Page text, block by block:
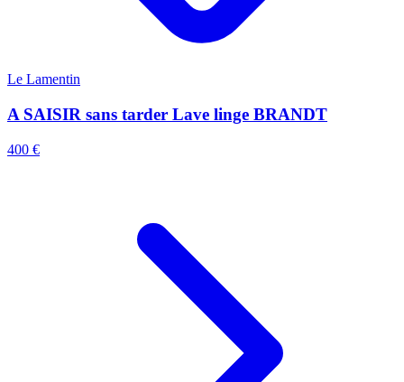
Le Lamentin
A SAISIR sans tarder Lave linge BRANDT
400 €